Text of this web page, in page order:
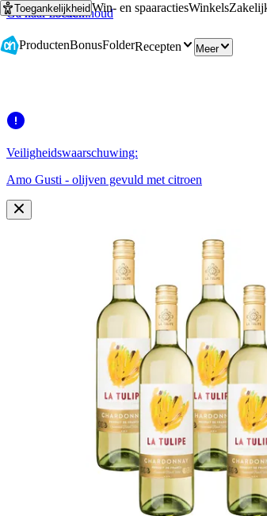
Ga naar hoofdinhoud
Ga naar zoeken
ToegankelijkheidWin- en spaaractiesWinkels
ProductenBonusFolderRecepten Meer
Veiligheidswaarschuwing:
Amo Gusti - olijven gevuld met citroen